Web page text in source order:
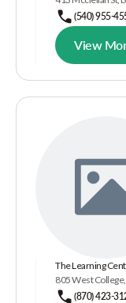
(540) 955-
View
The Learning
805 West
(870) 423-